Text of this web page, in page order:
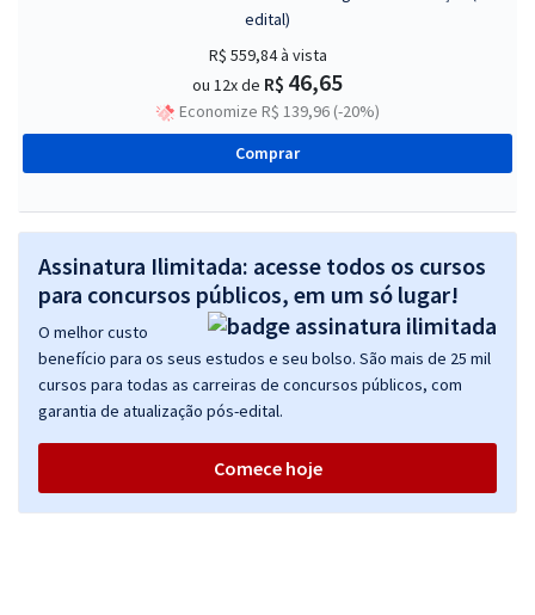
edital)
R$ 559,84à vista
ou 12x de R$ 46,65
Economize R$ 139,96 (-20%)
Comprar
Assinatura Ilimitada: acesse todos os cursos
para concursos públicos, em um só lugar!
O melhor custo
benefício para os seus estudos e seu bolso. São mais de 25 mil
cursos para todas as carreiras de concursos públicos, com
garantia de atualização pós-edital.
Comece hoje